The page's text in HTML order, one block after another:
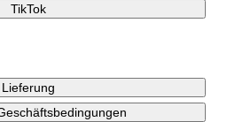
TikTok
Lieferung